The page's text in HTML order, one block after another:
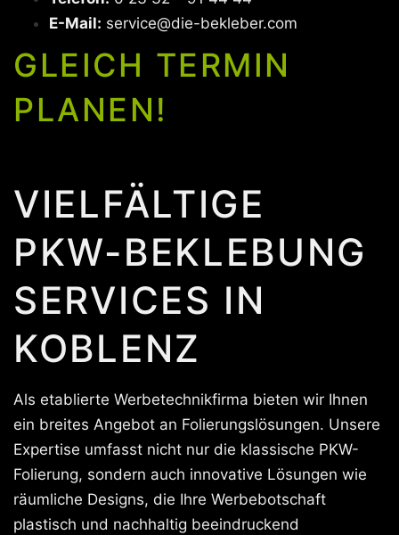
E-Mail: service@die-bekleber.com
GLEICH TERMIN
PLANEN!
VIELFÄLTIGE
PKW-BEKLEBUNG
SERVICES IN
KOBLENZ
Als etablierte Werbetechnikfirma bieten wir Ihnen
ein breites Angebot an Folierungslösungen. Unsere
Expertise umfasst nicht nur die klassische PKW-
Folierung, sondern auch innovative Lösungen wie
räumliche Designs, die Ihre Werbebotschaft
plastisch und nachhaltig beeindruckend